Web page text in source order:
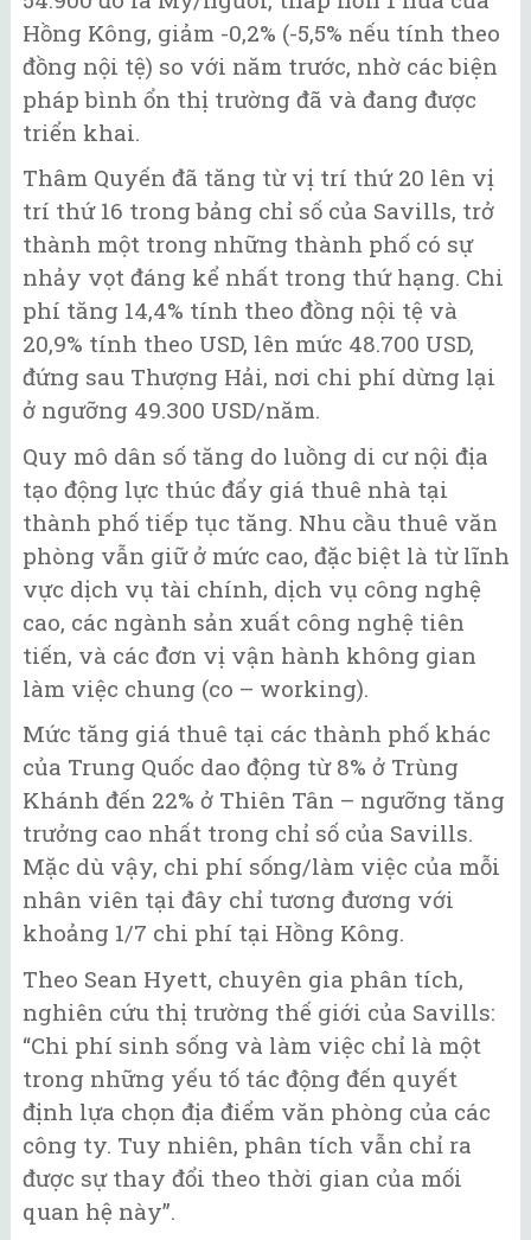
Hồng Kông, giảm -0,2% (-5,5% nếu tính theo
đồng nội tệ) so với năm trước, nhờ các biện
pháp bình ổn thị trường đã và đang được
triển khai.
Thâm Quyến đã tăng từ vị trí thứ 20 lên vị
trí thứ 16 trong bảng chỉ số của Savills, trở
thành một trong những thành phố có sự
nhảy vọt đáng kể nhất trong thứ hạng. Chi
phí tăng 14,4% tính theo đồng nội tệ và
20,9% tính theo USD, lên mức 48.700 USD,
đứng sau Thượng Hải, nơi chi phí dừng lại
ở ngưỡng 49.300 USD/năm.
Quy mô dân số tăng do luồng di cư nội địa
tạo động lực thúc đẩy giá thuê nhà tại
thành phố tiếp tục tăng. Nhu cầu thuê văn
phòng vẫn giữ ở mức cao, đặc biệt là từ lĩnh
vực dịch vụ tài chính, dịch vụ công nghệ
cao, các ngành sản xuất công nghệ tiên
tiến, và các đơn vị vận hành không gian
làm việc chung (co – working).
Mức tăng giá thuê tại các thành phố khác
của Trung Quốc dao động từ 8% ở Trùng
Khánh đến 22% ở Thiên Tân – ngưỡng tăng
trưởng cao nhất trong chỉ số của Savills.
Mặc dù vậy, chi phí sống/làm việc của mỗi
nhân viên tại đây chỉ tương đương với
khoảng 1/7 chi phí tại Hồng Kông.
Theo Sean Hyett, chuyên gia phân tích,
nghiên cứu thị trường thế giới của Savills:
“Chi phí sinh sống và làm việc chỉ là một
trong những yếu tố tác động đến quyết
định lựa chọn địa điểm văn phòng của các
công ty. Tuy nhiên, phân tích vẫn chỉ ra
được sự thay đổi theo thời gian của mối
quan hệ này”.